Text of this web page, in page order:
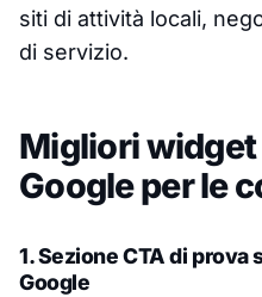
siti di attività locali,
di servizio.
Migliori
Google per le
1. Sezione CTA di
Google